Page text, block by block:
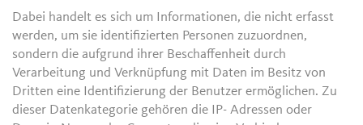
Dabei handelt es sich um Informationen, die nicht erfasst
werden, um sie identifizierten Personen zuzuordnen,
sondern die aufgrund ihrer Beschaffenheit durch
Verarbeitung und Verknüpfung mit Daten im Besitz von
Dritten eine Identifizierung der Benutzer ermöglichen. Zu
dieser Datenkategorie gehören die IP- Adressen oder